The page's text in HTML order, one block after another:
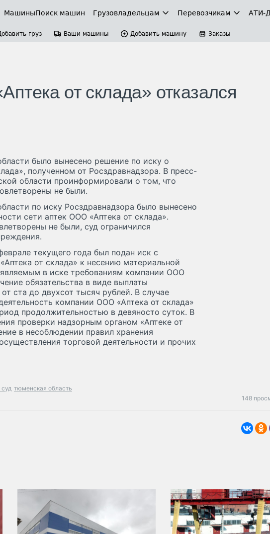
МашиныПоиск машин Грузовладельцам Перевозчикам АТИ-
груз Ваши машины Добавить машину Заказы
от склада» отказался
было вынесено решение по иску о
полученном от Росздравнадзора. В пресс-
области проинформировали о том, что
не были.
по иску Росздравнадзора было вынесено
сети аптек ООО «Аптека от склада».
не были, суд ограничился
текущего года был подан иск с
от склада» к несению материальной
в иске требованиям компании ООО
обязательства в виде выплаты
ста до двухсот тысяч рублей. В случае
компании ООО «Аптека от склада»
продолжительностью в девяносто суток. В
проверки надзорным органом «Аптеке от
в несоблюдении правил хранения
торговой деятельности и прочих
тюменская область
148